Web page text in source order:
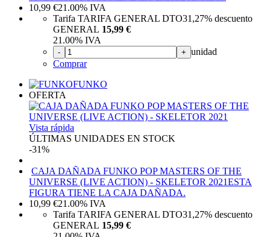
10,99 €21.00% IVA
Tarifa TARIFA GENERAL DTO31,27% descuento
GENERAL 15,99 €
21.00% IVA
- + unidad
Comprar
FUNKO
OFERTA
Vista rápida
ÚLTIMAS UNIDADES EN STOCK
-31%
CAJA DAÑADA FUNKO POP MASTERS OF THE
UNIVERSE (LIVE ACTION) - SKELETOR 2021ESTA
FIGURA TIENE LA CAJA DAÑADA.
10,99 €21.00% IVA
Tarifa TARIFA GENERAL DTO31,27% descuento
GENERAL 15,99 €